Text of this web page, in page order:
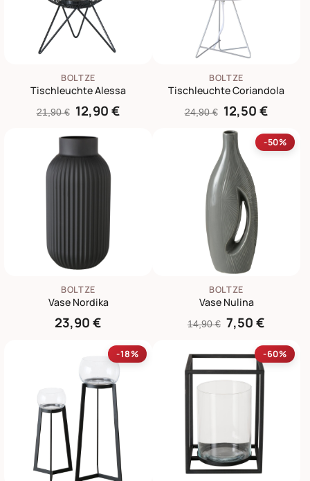
BOLTZE
Tischleuchte Alessa
21,90 € 12,90 €
BOLTZE
Tischleuchte Coriandola
24,90 € 12,50 €
BOLTZE
Vase Nordika
23,90 €
-50%
BOLTZE
Vase Nulina
14,90 € 7,50 €
-18% -60%